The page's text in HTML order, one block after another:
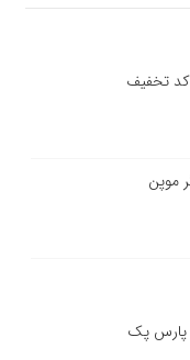
کد تخفیف
موپن
پارس پک